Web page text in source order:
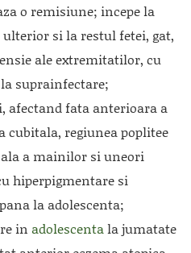
o remisiune; incepe la
si la restul fetei, gat,
ale extremitatilor, cu
suprainfectare;
afectand fata anterioara a
cubitala, regiunea poplitee
a mainilor si uneori
hiperpigmentare si
la adolescenta;
in adolescentala jumatate